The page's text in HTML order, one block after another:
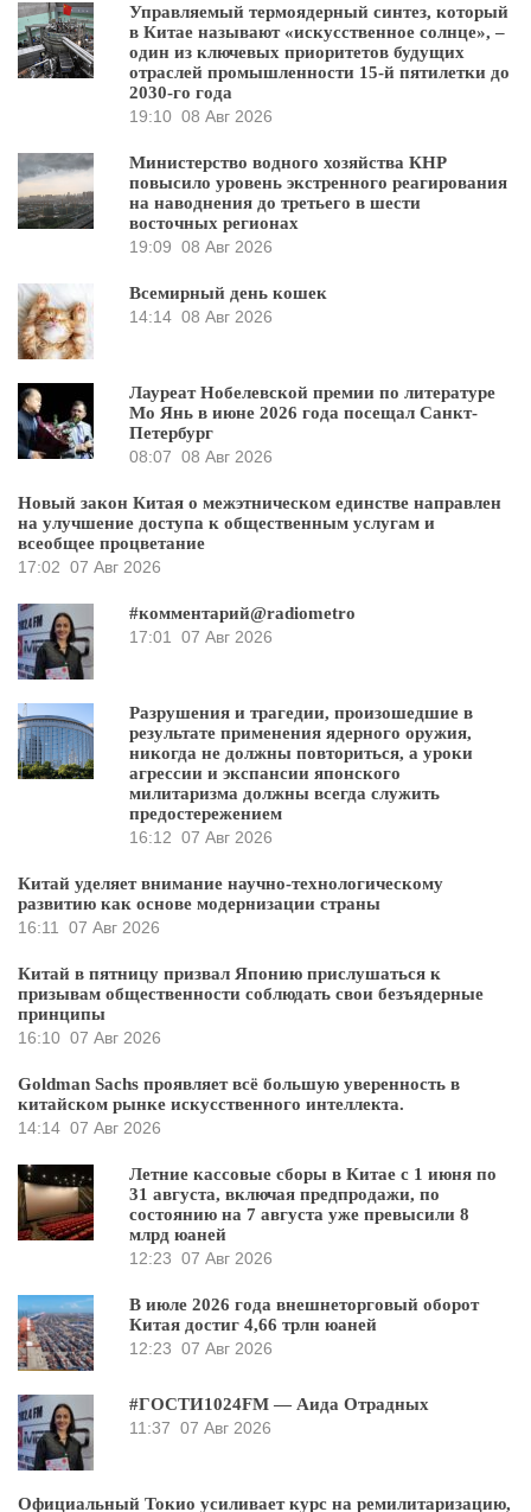
Управляемый термоядерный синтез, который
в Китае называют «искусственное солнце», –
один из ключевых приоритетов будущих
отраслей промышленности 15-й пятилетки до
2030-го года
19:10 08 Авг 2026
Министерство водного хозяйства КНР
повысило уровень экстренного реагирования
на наводнения до третьего в шести
восточных регионах
19:09 08 Авг 2026
Всемирный день кошек
14:14 08 Авг 2026
Лауреат Нобелевской премии по литературе
Мо Янь в июне 2026 года посещал Санкт-
Петербург
08:07 08 Авг 2026
Новый закон Китая о межэтническом единстве направлен
на улучшение доступа к общественным услугам и
всеобщее процветание
17:02 07 Авг 2026
#комментарий@radiometro
17:01
07 Авг 2026
Разрушения и трагедии, произошедшие в
результате применения ядерного оружия,
никогда не должны повториться, а уроки
агрессии и экспансии японского
милитаризма должны всегда служить
предостережением
16:12 07 Авг 2026
Китай уделяет внимание научно-технологическому
развитию как основе модернизации страны
16:11
07 Авг 2026
Китай в пятницу призвал Японию прислушаться к
призывам общественности соблюдать свои безъядерные
принципы
16:10 07 Авг 2026
Goldman Sachs проявляет всё большую уверенность в
китайском рынке искусственного интеллекта.
14:14 07 Авг 2026
Летние кассовые сборы в Китае с 1 июня по
31 августа, включая предпродажи, по
состоянию на 7 августа уже превысили 8
млрд юаней
12:23 07 Авг 2026
В июле 2026 года внешнеторговый оборот
Китая достиг 4,66 трлн юаней
12:23 07 Авг 2026
#ГОСТИ1024FM — Аида Отрадных
11:37 07 Авг 2026
Официальный Токио усиливает курс на ремилитаризацию,